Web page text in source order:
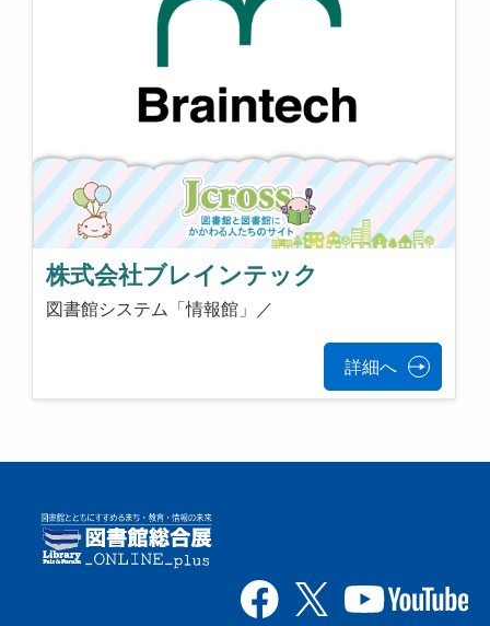
株式会社ブレインテック
図書館システム「情報館」／
詳細へ